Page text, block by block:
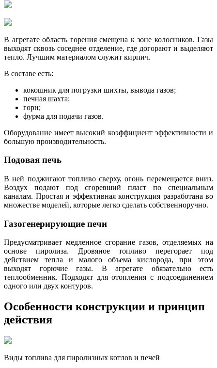
В агрегате область горения смещена к зоне колосников. Газы
выходят сквозь соседнее отделение, где догорают и выделяют
тепло. Лучшим материалом служит кирпич.
В составе есть:
кокошник для погрузки шихты, вывода газов;
печная шахта;
горн;
фурма для подачи газов.
Оборудование имеет высокий коэффициент эффективности и
большую производительность.
Подовая печь
В ней поджигают топливо сверху, огонь перемещается вниз.
Воздух подают под сгоревший пласт по специальным
каналам. Простая и эффективная конструкция разработана во
множестве моделей, которые легко сделать собственноручно.
Газогенерирующие печи
Предусматривает медленное сгорание газов, отделяемых на
основе пиролиза. Дровяное топливо перегорает под
действием тепла и малого объема кислорода, при этом
выходят горючие газы. В агрегате обязательно есть
теплообменник. Подходят для отопления с подсоединением
одного или двух контуров.
Особенности конструкции и принцип
действия
Виды топлива для пиролизных котлов и печей